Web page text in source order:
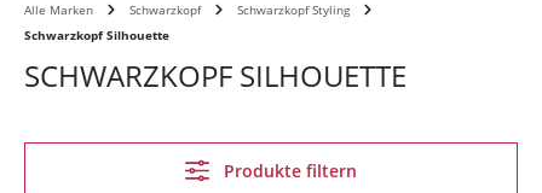
Alle Marken Schwarzkopf
Schwarzkopf Styling
Schwarzkopf Silhouette
SCHWARZKOPF SILHOUETTE
Produkte filtern